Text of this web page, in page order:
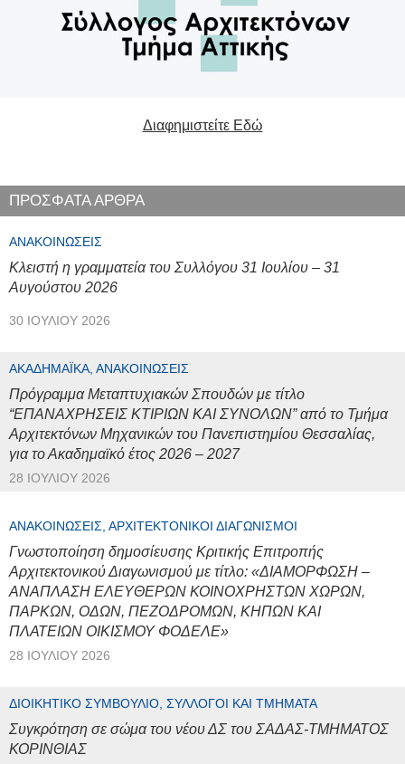
Διαφημιστείτε Εδώ
ΠΡΟΣΦΑΤΑ ΑΡΘΡΑ
ΑΝΑΚΟΙΝΏΣΕΙΣ
Κλειστή η γραμματεία του Συλλόγου 31 Ιουλίου – 31
Αυγούστου 2026
30 ΙΟΥΛΊΟΥ 2026
ΑΚΑΔΗΜΑΪΚΆ, ΑΝΑΚΟΙΝΏΣΕΙΣ
Πρόγραμμα Μεταπτυχιακών Σπουδών με τίτλο
“ΕΠΑΝΑΧΡΗΣΕΙΣ ΚΤΙΡΙΩΝ ΚΑΙ ΣΥΝΟΛΩΝ” από το Τμήμα
Αρχιτεκτόνων Μηχανικών του Πανεπιστημίου Θεσσαλίας,
για το Ακαδημαϊκό έτος 2026 – 2027
28 ΙΟΥΛΊΟΥ 2026
ΑΝΑΚΟΙΝΏΣΕΙΣ, ΑΡΧΙΤΕΚΤΟΝΙΚΟΊ ΔΙΑΓΩΝΙΣΜΟΊ
Γνωστοποίηση δημοσίευσης Κριτικής Επιτροπής
Αρχιτεκτονικού Διαγωνισμού με τίτλο: «ΔΙΑΜΟΡΦΩΣΗ –
ΑΝΑΠΛΑΣΗ ΕΛΕΥΘΕΡΩΝ ΚΟΙΝΟΧΡΗΣΤΩΝ ΧΩΡΩΝ,
ΠΑΡΚΩΝ, ΟΔΩΝ, ΠΕΖΟΔΡΟΜΩΝ, ΚΗΠΩΝ ΚΑΙ
ΠΛΑΤΕΙΩΝ ΟΙΚΙΣΜΟΥ ΦΟΔΕΛΕ»
28 ΙΟΥΛΊΟΥ 2026
ΔΙΟΙΚΗΤΙΚΌ ΣΥΜΒΟΎΛΙΟ, ΣΎΛΛΟΓΟΙ ΚΑΙ ΤΜΉΜΑΤΑ
Συγκρότηση σε σώμα του νέου ΔΣ του ΣΑΔΑΣ-ΤΜΗΜΑΤΟΣ
ΚΟΡΙΝΘΙΑΣ